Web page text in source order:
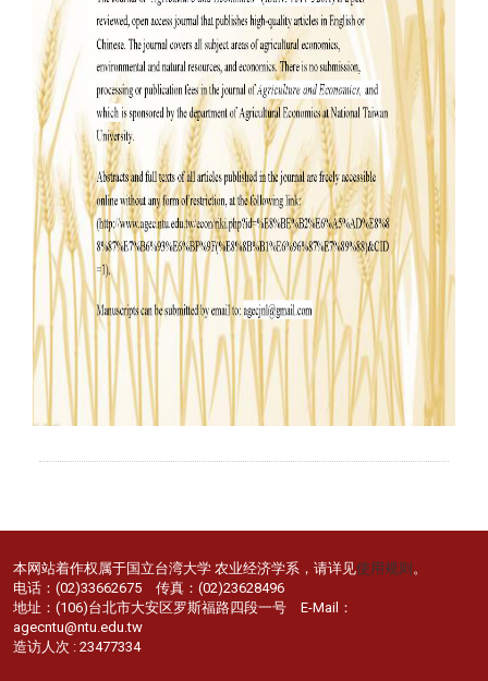
本网站着作权属于国立台湾大学 农业经济学系，请详见使用规则 。
电话：(02)33662675 传真：(02)23628496
地址：(106)台北市大安区罗斯福路四段一号 E-Mail：
agecntu@ntu.edu.tw
造访人次 : 23477334